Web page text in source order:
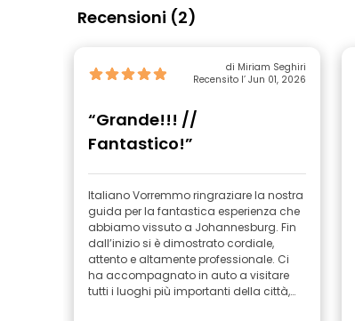
Recensioni (2)
di Miriam Seghiri
Recensito l’ Jun 01, 2026
“Grande!!! //
Fantastico!”
Italiano Vorremmo ringraziare la nostra
guida per la fantastica esperienza che
abbiamo vissuto a Johannesburg. Fin
dall’inizio si è dimostrato cordiale,
attento e altamente professionale. Ci
ha accompagnato in auto a visitare
tutti i luoghi più importanti della città,